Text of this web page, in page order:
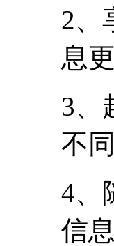
2、
息
3、
不
4、
信